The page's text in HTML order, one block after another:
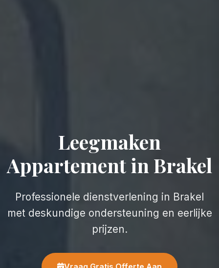
Leegmaken
Appartement in Brakel
Professionele dienstverlening in Brakel
met deskundige ondersteuning en eerlijke
prijzen.